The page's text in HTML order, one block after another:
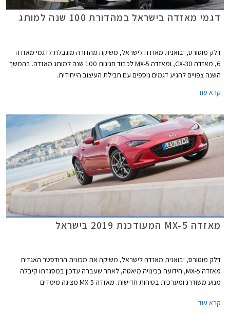
דגמי מאזדה בישראל במהדורת 100 שנה למותג
דלק מוטורס, יבואנית מאזדה לישראל, משיקה מהדורה מוגבלת לדגמי מאזדה
6, מאזדה CX-30, ומאזדה MX-5 לכבוד חגיגות 100 שנה למותג מאזדה. בהמשך
השנה צפויים להגיע דגמים נוספים עם חבילת העיצוב הייחודית.
קרא עוד
מאזדה MX-5 המעודכנת 2019 בישראל
דלק מוטורס, יבואנית מאזדה לישראל, משיקה את מכונית הרודסטר האגדית
מאזדה MX-5, הידועה בכינויה מיאטה, לאחר שעברה עדכון במסגרתו קיבלה
מנוע משודרג ומערכות בטיחות חדישות. מאזדה MX-5 מציגה מימדים
הגלגלים באורך 2,310 מ"מ. תא המטען בנפח 130 ליטרים בלבד.
קרא עוד